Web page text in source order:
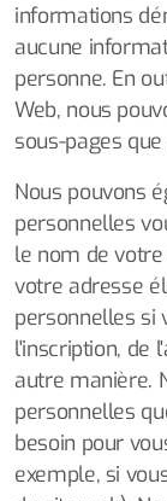
informations
aucune
personne. En
Web, nous
sous-pages
Nous pouvons
personnelles
le nom de
votre adresse
personnelles si
l'inscription, de
autre manière.
personnelles
besoin pour
exemple, si